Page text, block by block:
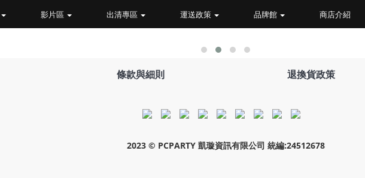
影片區 出清專區 運送政策 品牌館 商店介紹
條款與細則 退換貨政策
2023 © PCPARTY 凱璇資訊有限公司 統編:24512678